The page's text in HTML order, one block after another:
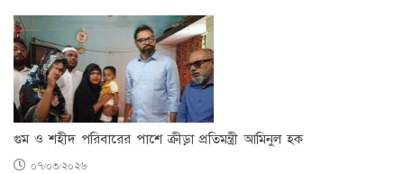
গুম ও শহীদ পরিবারের পাশে ক্রীড়া প্রতিমন্ত্রী আমিনুল হক
০৭/০৩/২০২৬